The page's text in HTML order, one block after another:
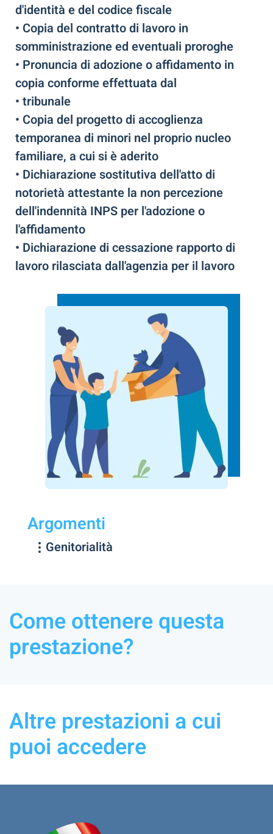
d'identità e del codice fiscale
• Copia del contratto di lavoro in
somministrazione ed eventuali proroghe
• Pronuncia di adozione o affidamento in
copia conforme effettuata dal
• tribunale
• Copia del progetto di accoglienza
temporanea di minori nel proprio nucleo
familiare, a cui si è aderito
• Dichiarazione sostitutiva dell'atto di
notorietà attestante la non percezione
dell'indennità INPS per l'adozione o
l'affidamento
• Dichiarazione di cessazione rapporto di
lavoro rilasciata dall'agenzia per il lavoro
Argomenti
Genitorialità
Come ottenere questa
prestazione?
Altre prestazioni a cui
puoi accedere